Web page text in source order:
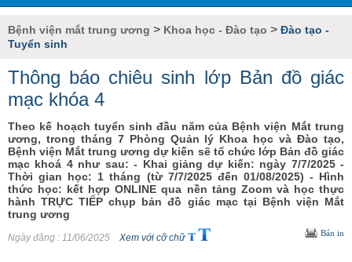
Bệnh viện mắt trung ương > Khoa học - Đào tạo > Đào tạo -
Tuyển sinh
Thông báo chiêu sinh lớp Bản đồ giác
mạc khóa 4
Theo kế hoạch tuyển sinh đầu năm của Bệnh viện Mắt trung
ương, trong tháng 7 Phòng Quản lý Khoa học và Đào tạo,
Bệnh viện Mắt trung ương dự kiến sẽ tổ chức lớp Bản đồ giác
mạc khoá 4 như sau: - Khai giảng dự kiến: ngày 7/7/2025 -
Thời gian học: 1 tháng (từ 7/7/2025 đến 01/08/2025) - Hình
thức học: kết hợp ONLINE qua nền tảng Zoom và học thực
hành TRỰC TIẾP chụp bản đồ giác mạc tại Bệnh viện Mắt
trung ương
Ngày đăng : 11/06/2025 Xem với cỡ chữ Bản in